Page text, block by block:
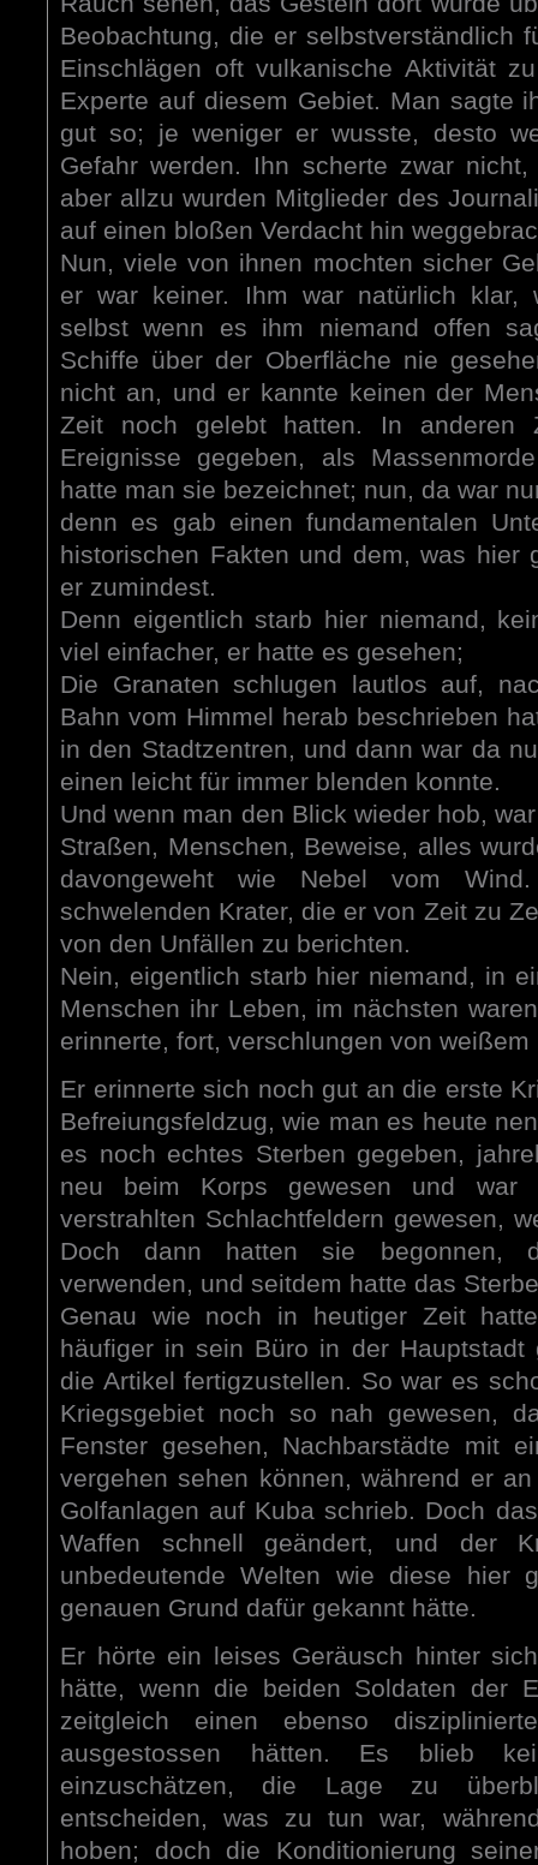
Beobachtung, die er selbstverständlich
Einschlägen oft vulkanische Aktivität
Experte auf diesem Gebiet. Man sagte
gut so; je weniger er wusste, desto
Gefahr werden. Ihn scherte zwar
aber allzu wurden Mitglieder des
auf einen bloßen Verdacht hin
Nun, viele von ihnen mochten sicher
er war keiner. Ihm war natürlich klar,
selbst wenn es ihm niemand offen
Schiffe über der Oberfläche nie
nicht an, und er kannte keinen der
Zeit noch gelebt hatten. In anderen
Ereignisse gegeben, als
hatte man sie bezeichnet; nun, da war
denn es gab einen fundamentalen
historischen Fakten und dem, was hier
er zumindest.
Denn eigentlich starb hier niemand,
viel einfacher, er hatte es gesehen;
Die Granaten schlugen lautlos auf,
Bahn vom Himmel herab beschrieben
in den Stadtzentren, und dann war da
einen leicht für immer blenden konnte.
Und wenn man den Blick wieder hob,
Straßen, Menschen, Beweise, alles
davongeweht wie Nebel vom
schwelenden Krater, die er von Zeit zu
von den Unfällen zu berichten.
Nein, eigentlich starb hier niemand, in
Menschen ihr Leben, im nächsten
erinnerte, fort, verschlungen von weißem
Er erinnerte sich noch gut an die erste
Befreiungsfeldzug, wie man es heute
es noch echtes Sterben gegeben,
neu beim Korps gewesen und war
verstrahlten Schlachtfeldern gewesen,
Doch dann hatten sie begonnen,
verwenden, und seitdem hatte das
Genau wie noch in heutiger Zeit
häufiger in sein Büro in der
die Artikel fertigzustellen. So war es
Kriegsgebiet noch so nah gewesen,
Fenster gesehen, Nachbarstädte mit
vergehen sehen können, während er
Golfanlagen auf Kuba schrieb. Doch
Waffen schnell geändert, und der
unbedeutende Welten wie diese hier
genauen Grund dafür gekannt hätte.
Er hörte ein leises Geräusch hinter
hätte, wenn die beiden Soldaten der
zeitgleich einen ebenso
ausgestossen hätten. Es blieb
einzuschätzen, die Lage zu
entscheiden, was zu tun war,
hoben; doch die Konditionierung